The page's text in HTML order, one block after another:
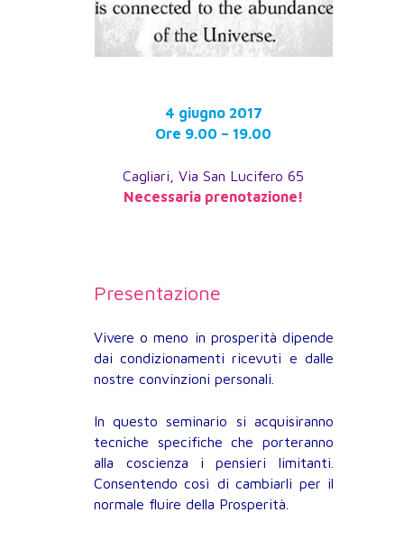
4 giugno 2017
Ore 9.00 – 19.00
Cagliari, Via San Lucifero 65
Necessaria prenotazione!
Presentazione
Vivere o meno in prosperità dipende
dai condizionamenti ricevuti e dalle
nostre convinzioni personali.
In questo seminario si acquisiranno
tecniche specifiche che porteranno
alla coscienza i pensieri limitanti.
Consentendo così di cambiarli per il
normale fluire della Prosperità.